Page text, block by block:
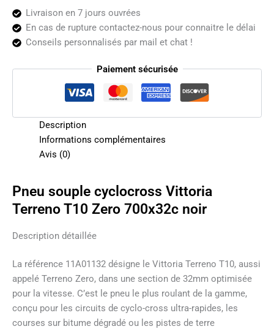
Livraison en 7 jours ouvrées
En cas de rupture contactez-nous pour connaitre le délai
Conseils personnalisés par mail et chat !
Paiement sécurisée
Description
Informations complémentaires
Avis (0)
Pneu souple cyclocross Vittoria
Terreno T10 Zero 700x32c noir
Description détaillée
La référence 11A01132 désigne le Vittoria Terreno T10, aussi
appelé Terreno Zero, dans une section de 32mm optimisée
pour la vitesse. C’est le pneu le plus roulant de la gamme,
conçu pour les circuits de cyclo-cross ultra-rapides, les
courses sur bitume dégradé ou les pistes de terre